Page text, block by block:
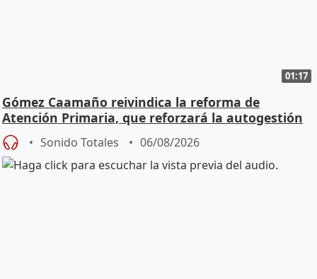
01:17
Gómez Caamaño reivindica la reforma de
Atención Primaria, que reforzará la autogestión
Sonido Totales 06/08/2026